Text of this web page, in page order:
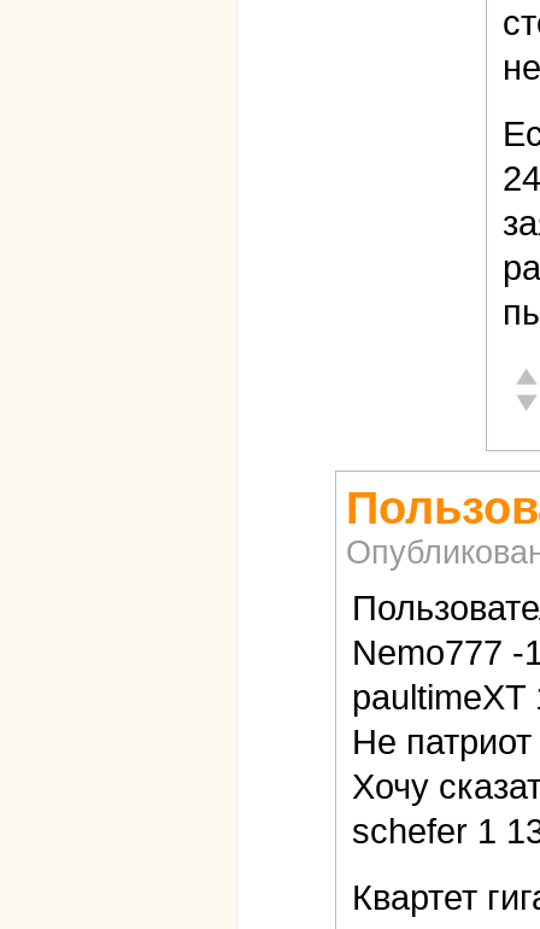
Nemo777 -
paultimeXT
Не
Хочу
schefer 1
Квартет